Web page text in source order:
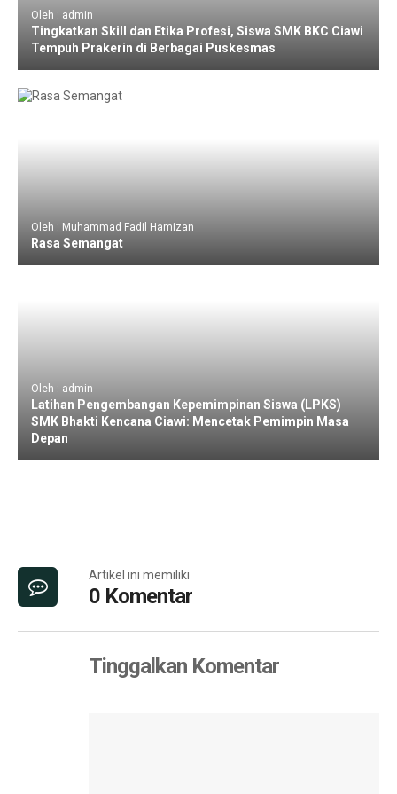
Oleh : admin
Tingkatkan Skill dan Etika Profesi, Siswa SMK BKC Ciawi
Tempuh Prakerin di Berbagai Puskesmas
Oleh : Muhammad Fadil Hamizan
Rasa Semangat
Oleh : admin
Latihan Pengembangan Kepemimpinan Siswa (LPKS)
SMK Bhakti Kencana Ciawi: Mencetak Pemimpin Masa
Depan
Artikel ini memiliki
0 Komentar
Tinggalkan Komentar